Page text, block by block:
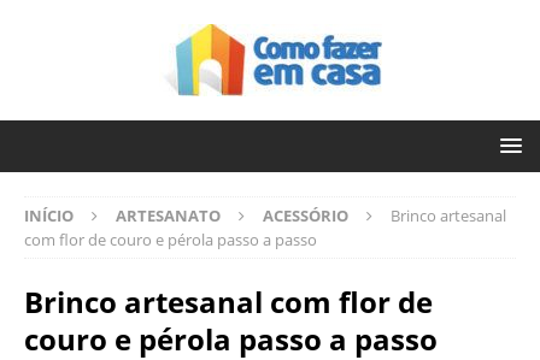
INÍCIO ARTESANATO ACESSÓRIO
Brinco artesanal
com flor de couro e pérola passo a passo
Brinco artesanal com flor de
couro e pérola passo a passo